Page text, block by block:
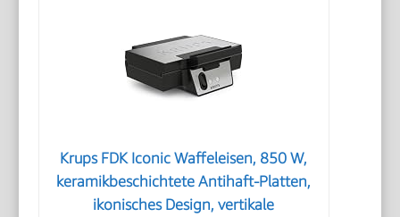
Krups FDK Iconic Waffeleisen, 850 W,
keramikbeschichtete Antihaft-Platten,
ikonisches Design, vertikale